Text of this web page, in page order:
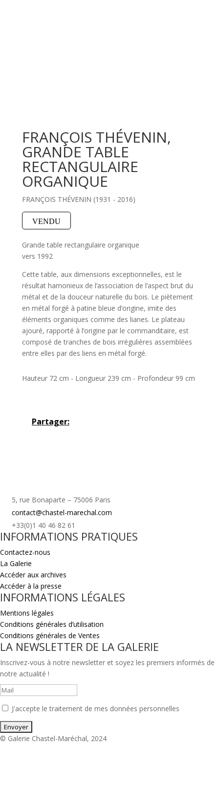
FRANÇOIS THÉVENIN,
GRANDE TABLE
RECTANGULAIRE
ORGANIQUE
FRANÇOIS THÉVENIN (1931 - 2016)
VENDU
Grande table rectangulaire organique
vers 1992
Cette table, aux dimensions exceptionnelles, est le
résultat hamonieux de l’association de l’aspect brut du
métal et de la douceur naturelle du bois. Le piètement
en métal forgé à patine bleue d’origine, imite des
éléments organiques comme des lianes. Le plateau
ajouré, rapporté à l’origine par le commanditaire, est
composé de tranches de bois irrégulières assemblées
entre elles par des liens en métal forgé.
Hauteur 72 cm - Longueur 239 cm - Profondeur 99 cm
Partager:
5, rue Bonaparte – 75006 Paris
contact@chastel-marechal.com
+33(0)1 40 46 82 61
INFORMATIONS PRATIQUES
Contactez-nous
La Galerie
Accéder aux archives
Accéder à la presse
INFORMATIONS LÉGALES
Mentions légales
Conditions générales d’utilisation
Conditions générales de Ventes
LA NEWSLETTER DE LA GALERIE
Inscrivez-vous à notre newsletter et soyez les premiers informés de
notre actualité !
J'accepte le traitement de mes données personnelles
© Galerie Chastel-Maréchal, 2024